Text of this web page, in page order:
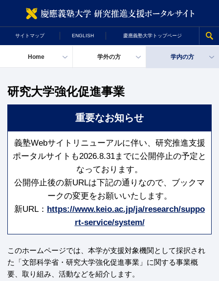
サイトマップ ENGLISH 慶應義塾大学トップページ
Home 学外の方 学内の方
研究大学強化促進事業
重要なお知らせ
義塾Webサイトリニューアルに伴い、研究推進支援
ポータルサイトも2026.8.31までに公開停止の予定と
なっております。
公開停止後の新URLは下記の通りなので、ブックマ
ークの変更をお願いいたします。
新URL： https://www.keio.ac.jp/ja/research/suppo
rt-service/system/
このホームページでは、本学が支援対象機関として採択され
た「文部科学省・研究大学強化促進事業」に関する事業概
要、取り組み、活動などを紹介します。